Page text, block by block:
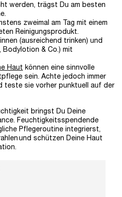
werden, trägst Du am besten
zweimal am Tag mit einem
Reinigungsprodukt.
(ausreichend trinken) und
Bodylotion & Co.) mit
Haut können eine sinnvolle
sein. Achte jedoch immer
teste sie vorher punktuell auf der
bringst Du Deine
Feuchtigkeitsspendende
Pflegeroutine integrierst,
und schützen Deine Haut